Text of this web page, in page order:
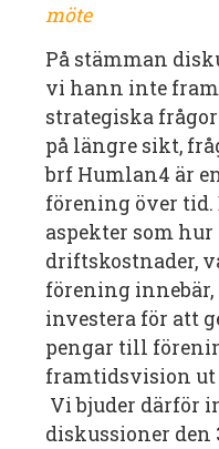
möte
På stämman
vi hann inte
strategiska
på längre sikt,
brf Humlan4 är
förening över
aspekter som
driftskostnader,
förening
investera för att
pengar till
framtidsvision ut
Vi bjuder därför
diskussioner den